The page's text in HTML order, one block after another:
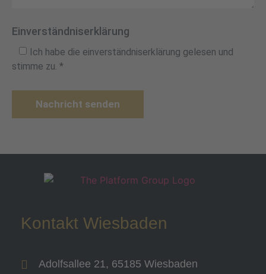
Einverständniserklärung
Ich habe die einverständniserklärung gelesen und
stimme zu. *
Nachricht senden
Kontakt Wiesbaden
Adolfsallee 21, 65185 Wiesbaden